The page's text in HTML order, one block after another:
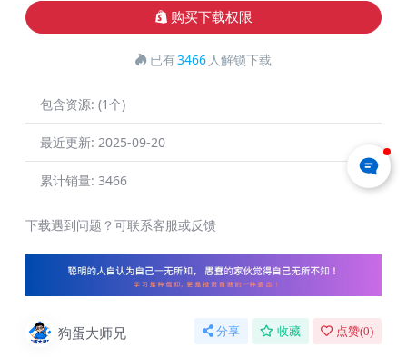
购买下载权限
已有3466 人解锁下载
包含资源: (1个)
最近更新: 2025-09-20
累计销量: 3466
下载遇到问题？可联系客服或反馈
狗蛋大师兄 分享 收藏 点赞(0)